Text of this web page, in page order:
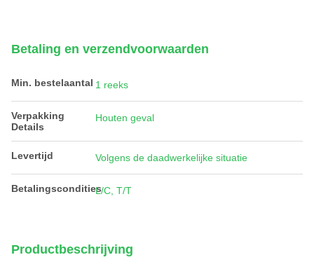
Betaling en verzendvoorwaarden
Min. bestelaantal 1 reeks
Verpakking
Details
Houten geval
Levertijd Volgens de daadwerkelijke situatie
BetalingsconditiesL/C, T/T
Productbeschrijving